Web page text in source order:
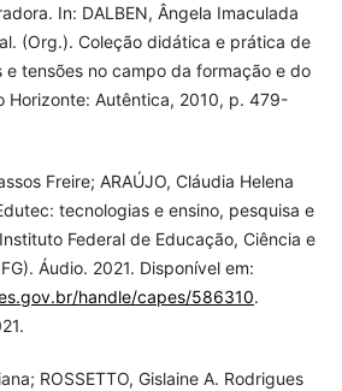
In: DALBEN, Ângela Imaculada
(Org.). Coleção didática e prática de
e tensões no campo da formação e do
Horizonte: Autêntica, 2010, p. 479-
Freire; ARAÚJO, Cláudia Helena
tecnologias e ensino, pesquisa e
Federal de Educação, Ciência e
Áudio. 2021. Disponível em:
handle/capes/586310.
ROSSETTO, Gislaine A. Rodrigues